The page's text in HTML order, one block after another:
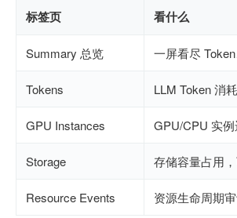
标签页 看什么
Summary 总览 一屏看尽
Tokens LLM Token 消
GPU Instances GPU/CPU 实
Storage 存储容量占用
Resource Events 资源生命周期